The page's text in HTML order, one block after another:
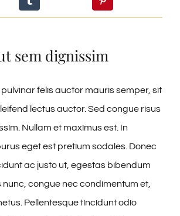
sem dignissim
pulvinar felis auctor mauris semper, sit
lectus auctor. Sed congue risus
Nullam et maximus est. In
eget est pretium sodales. Donec
ac justo ut, egestas bibendum
nunc, congue nec condimentum et,
Pellentesque tincidunt odio